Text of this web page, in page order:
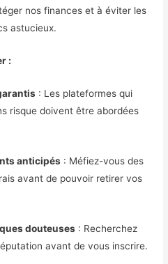
nos finances et à éviter les
astucieux.
:
: Les plateformes qui
risque doivent être abordées
anticipés : Méfiez-vous des
avant de pouvoir retirer vos
douteuses : Recherchez
avant de vous inscrire.